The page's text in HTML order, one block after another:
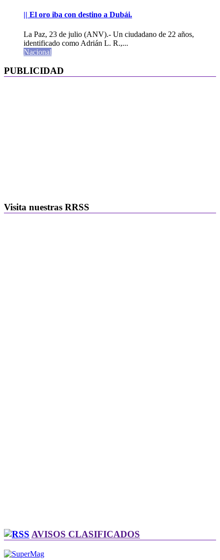
|| El oro iba con destino a Dubái.
La Paz, 23 de julio (ANV).- Un ciudadano de 22 años,
identificado como Adrián L. R.,...
Nacional
PUBLICIDAD
Visita nuestras RRSS
AVISOS CLASIFICADOS